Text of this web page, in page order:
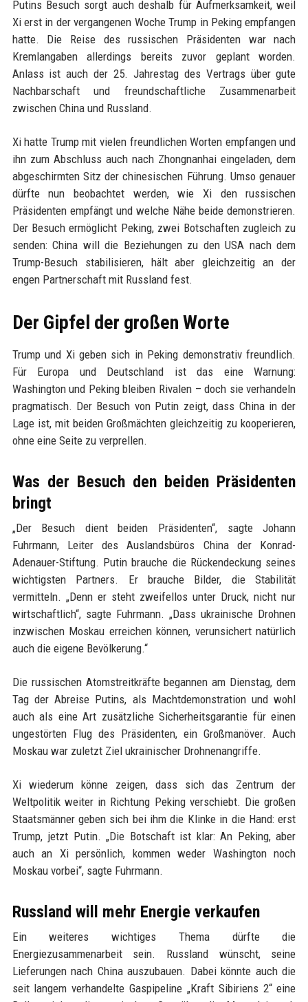
Putins Besuch sorgt auch deshalb für Aufmerksamkeit, weil
Xi erst in der vergangenen Woche Trump in Peking empfangen
hatte. Die Reise des russischen Präsidenten war nach
Kremlangaben allerdings bereits zuvor geplant worden.
Anlass ist auch der 25. Jahrestag des Vertrags über gute
Nachbarschaft und freundschaftliche Zusammenarbeit
zwischen China und Russland.
Xi hatte Trump mit vielen freundlichen Worten empfangen und
ihn zum Abschluss auch nach Zhongnanhai eingeladen, dem
abgeschirmten Sitz der chinesischen Führung. Umso genauer
dürfte nun beobachtet werden, wie Xi den russischen
Präsidenten empfängt und welche Nähe beide demonstrieren.
Der Besuch ermöglicht Peking, zwei Botschaften zugleich zu
senden: China will die Beziehungen zu den USA nach dem
Trump-Besuch stabilisieren, hält aber gleichzeitig an der
engen Partnerschaft mit Russland fest.
Der Gipfel der großen Worte
Trump und Xi geben sich in Peking demonstrativ freundlich.
Für Europa und Deutschland ist das eine Warnung:
Washington und Peking bleiben Rivalen – doch sie verhandeln
pragmatisch. Der Besuch von Putin zeigt, dass China in der
Lage ist, mit beiden Großmächten gleichzeitig zu kooperieren,
ohne eine Seite zu verprellen.
Was der Besuch den beiden Präsidenten
bringt
„Der Besuch dient beiden Präsidenten“, sagte Johann
Fuhrmann, Leiter des Auslandsbüros China der Konrad-
Adenauer-Stiftung. Putin brauche die Rückendeckung seines
wichtigsten Partners. Er brauche Bilder, die Stabilität
vermitteln. „Denn er steht zweifellos unter Druck, nicht nur
wirtschaftlich“, sagte Fuhrmann. „Dass ukrainische Drohnen
inzwischen Moskau erreichen können, verunsichert natürlich
auch die eigene Bevölkerung.“
Die russischen Atomstreitkräfte begannen am Dienstag, dem
Tag der Abreise Putins, als Machtdemonstration und wohl
auch als eine Art zusätzliche Sicherheitsgarantie für einen
ungestörten Flug des Präsidenten, ein Großmanöver. Auch
Moskau war zuletzt Ziel ukrainischer Drohnenangriffe.
Xi wiederum könne zeigen, dass sich das Zentrum der
Weltpolitik weiter in Richtung Peking verschiebt. Die großen
Staatsmänner geben sich bei ihm die Klinke in die Hand: erst
Trump, jetzt Putin. „Die Botschaft ist klar: An Peking, aber
auch an Xi persönlich, kommen weder Washington noch
Moskau vorbei“, sagte Fuhrmann.
Russland will mehr Energie verkaufen
Ein weiteres wichtiges Thema dürfte die
Energiezusammenarbeit sein. Russland wünscht, seine
Lieferungen nach China auszubauen. Dabei könnte auch die
seit langem verhandelte Gaspipeline „Kraft Sibiriens 2“ eine